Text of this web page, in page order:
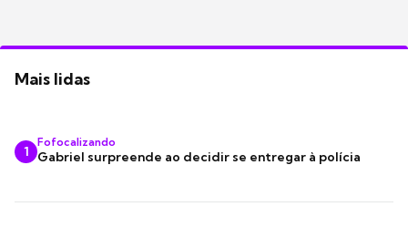
Mais lidas
1
Fofocalizando
Gabriel surpreende ao decidir se entregar à polícia